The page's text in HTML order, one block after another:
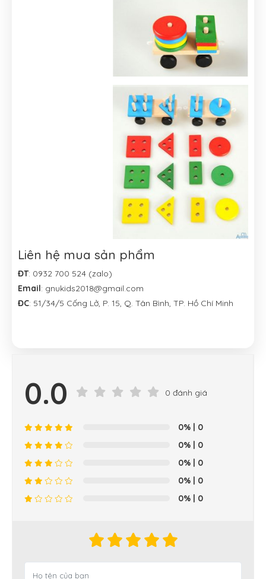
Liên hệ mua sản phẩm
ĐT: 0932 700 524 (zalo)
Email: gnukids2018@gmail.com
ĐC: 51/34/5 Cống Lở, P. 15, Q. Tân Bình, TP. Hồ Chí Minh
0.0 0 đánh giá
0% | 0
0% | 0
0% | 0
0% | 0
0% | 0